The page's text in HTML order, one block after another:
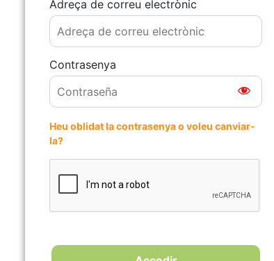
Adreça de correu electrònic
Contrasenya
Heu oblidat la contrasenya o voleu canviar-
la?